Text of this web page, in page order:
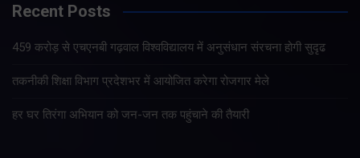
Recent Posts
459 करोड़ से एचएनबी गढ़वाल विश्वविद्यालय में अनुसंधान संरचना होगी सुदृढ
तकनीकी शिक्षा विभाग प्रदेशभर में आयोजित करेगा रोजगार मेले
हर घर तिरंगा अभियान को जन-जन तक पहुंचाने की तैयारी